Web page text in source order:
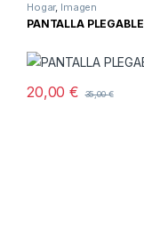
Hogar, Imagen
PANTALLA PLEGABLE
20,00€ 35,00€